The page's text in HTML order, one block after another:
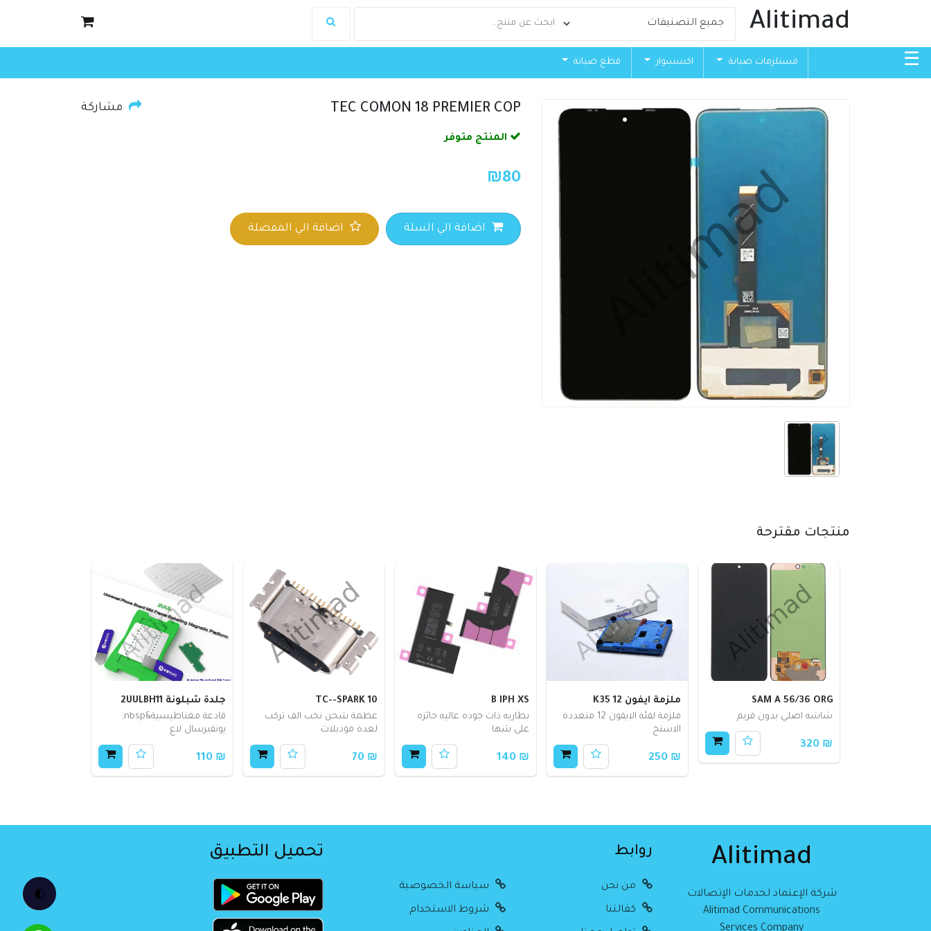
🌓
Alitimad
☰ مستلزمات صيانة اكسسوار قطع صيانة
TEC COMON 18 PREMIER COP مشاركة
المنتج متوفر
₪80
اضافة الي السلة اضافة الي المفضلة
منتجات مقترحة
SAM A 56/36 ORG
شاشه اصلي بدون فريم
₪ 320
ملزمة ايفون 12 K35
ملزمة لفئة الايفون 12 متعددة
الاستخ
₪ 250
B IPH XS
بطاريه ذات جوده عاليه حائزه
على شها
₪ 140
TC--SPARK 10
عظمة شحن نخب الف تركب
لعدة موديلات
₪ 70
جلدة شبلونة 2UULBH11
قادعة مغناطيسية&nbsp;
يونفيرسال لاع
₪ 110
Alitimad
شركة الإعتماد لخدمات الإتصالات
Alitimad Communications
روابط
من نحن سياسة الخصوصية
كفالتنا شروط الاستخدام
تحميل التطبيق